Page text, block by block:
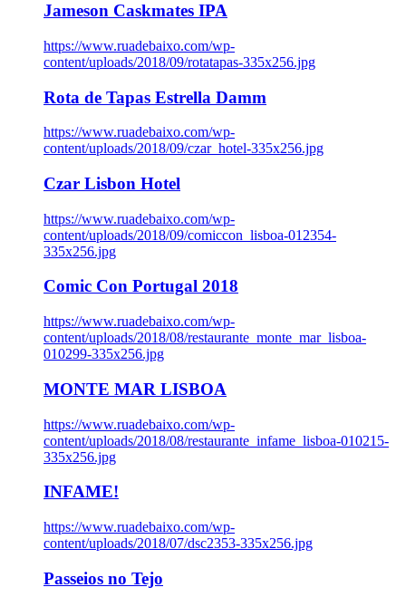
Jameson Caskmates IPA
https://www.ruadebaixo.com/wp-
content/uploads/2018/09/rotatapas-335x256.jpg
Rota de Tapas Estrella Damm
https://www.ruadebaixo.com/wp-
content/uploads/2018/09/czar_hotel-335x256.jpg
Czar Lisbon Hotel
https://www.ruadebaixo.com/wp-
content/uploads/2018/09/comiccon_lisboa-012354-
335x256.jpg
Comic Con Portugal 2018
https://www.ruadebaixo.com/wp-
content/uploads/2018/08/restaurante_monte_mar_lisboa-
010299-335x256.jpg
MONTE MAR LISBOA
https://www.ruadebaixo.com/wp-
content/uploads/2018/08/restaurante_infame_lisboa-010215-
335x256.jpg
INFAME!
https://www.ruadebaixo.com/wp-
content/uploads/2018/07/dsc2353-335x256.jpg
Passeios no Tejo